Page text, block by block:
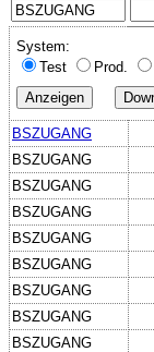
System:
Test
Prod.
BSZUGANG
BSZUGANG
BSZUGANG
BSZUGANG
BSZUGANG
BSZUGANG
BSZUGANG
BSZUGANG
BSZUGANG